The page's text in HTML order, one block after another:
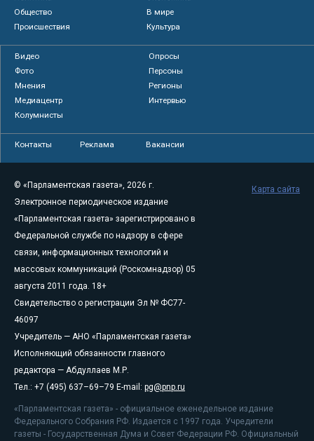
Общество
В мире
Происшествия
Культура
Видео
Опросы
Фото
Персоны
Мнения
Регионы
Медиацентр
Интервью
Колумнисты
Контакты Реклама Вакансии
© «Парламентская газета», 2026 г.
Электронное периодическое издание
«Парламентская газета» зарегистрировано в
Федеральной службе по надзору в сфере
связи, информационных технологий и
массовых коммуникаций (Роскомнадзор) 05
августа 2011 года. 18+
Свидетельство о регистрации Эл № ФС77-
46097
Учредитель — АНО «Парламентская газета»
Исполняющий обязанности главного
редактора — Абдуллаев М.Р.
Тел.: +7 (495) 637–69–79 E-mail: pg@pnp.ru
«Парламентская газета» - официальное еженедельное издание
Федерального Собрания РФ. Издается с 1997 года. Учредители
газеты - Государственная Дума и Совет Федерации РФ. Официальный
Карта сайта